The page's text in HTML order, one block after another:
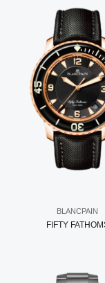
BLANCPAIN
FIFTY